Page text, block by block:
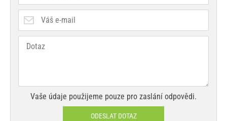
Vaše údaje použijeme pouze pro zaslání odpovědi.
ODESLAT DOTAZ